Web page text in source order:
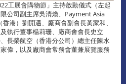
工展會購物節」主持啟動儀式（左起
公司副主席吳清煥、Payment Asia
港）劉開邁、廠商會副會長黃家和、
執行董事楊莉珊、廠商會會長史立
長榮航空（香港分公司）總主任陳水
偉，以及廠商會常務會董兼展覽服務